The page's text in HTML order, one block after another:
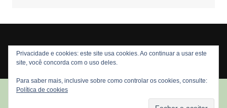
Copyright © 2026 Nós Nerds. Todos os direitos reservados
Privacidade e cookies: este site usa cookies. Ao continuar a usar este
site, você concorda com o uso deles.
Para saber mais, inclusive sobre como controlar os cookies, consulte:
Política de cookies